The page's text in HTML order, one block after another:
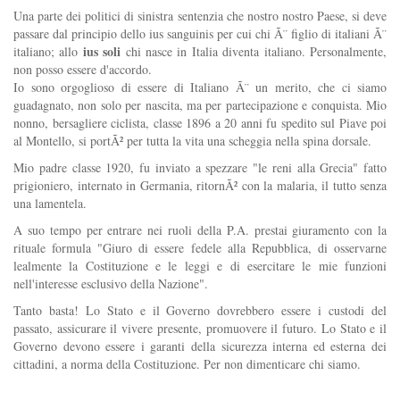
Una parte dei politici di sinistra sentenzia che nostro nostro Paese, si deve
passare dal principio dello ius sanguinis per cui chi Ã¨ figlio di italiani Ã¨
italiano; allo ius soli chi nasce in Italia diventa italiano. Personalmente,
non posso essere d'accordo.
Io sono orgoglioso di essere di Italiano Ã¨ un merito, che ci siamo
guadagnato, non solo per nascita, ma per partecipazione e conquista. Mio
nonno, bersagliere ciclista, classe 1896 a 20 anni fu spedito sul Piave poi
al Montello, si portÃ² per tutta la vita una scheggia nella spina dorsale.
Mio padre classe 1920, fu inviato a spezzare "le reni alla Grecia" fatto
prigioniero, internato in Germania, ritornÃ² con la malaria, il tutto senza
una lamentela.
A suo tempo per entrare nei ruoli della P.A. prestai giuramento con la
rituale formula "Giuro di essere fedele alla Repubblica, di osservarne
lealmente la Costituzione e le leggi e di esercitare le mie funzioni
nell'interesse esclusivo della Nazione".
Tanto basta! Lo Stato e il Governo dovrebbero essere i custodi del
passato, assicurare il vivere presente, promuovere il futuro. Lo Stato e il
Governo devono essere i garanti della sicurezza interna ed esterna dei
cittadini, a norma della Costituzione. Per non dimenticare chi siamo.